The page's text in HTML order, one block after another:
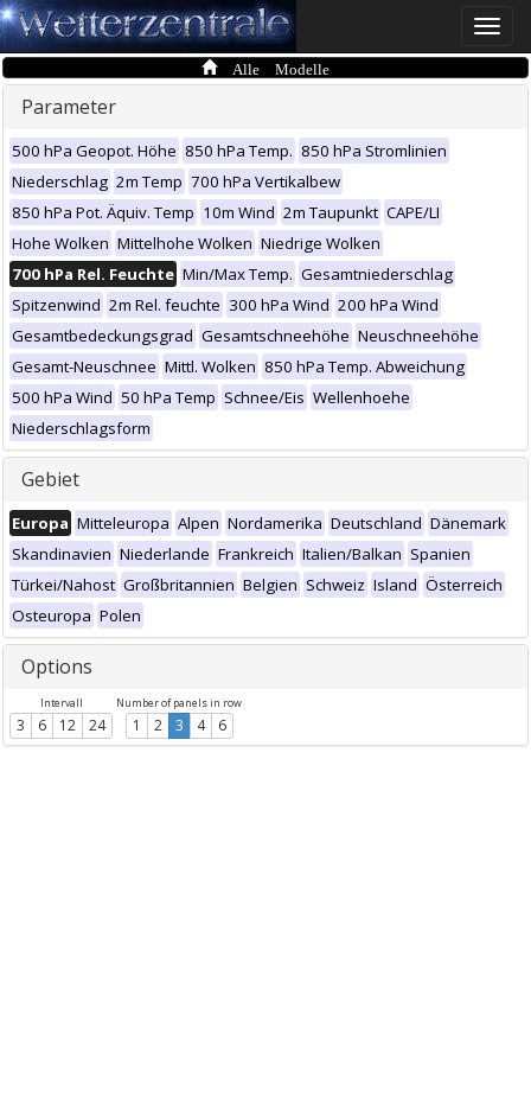
Toggle
Alle Modelle
Parameter
500 hPa Geopot. Höhe 850 hPa Temp. 850 hPa Stromlinien
Niederschlag 2m Temp 700 hPa Vertikalbew
850 hPa Pot. Äquiv. Temp 10m Wind 2m Taupunkt CAPE/LI
Hohe Wolken Mittelhohe Wolken Niedrige Wolken
700 hPa Rel. Feuchte Min/Max Temp. Gesamtniederschlag
Spitzenwind 2m Rel. feuchte 300 hPa Wind 200 hPa Wind
Gesamtbedeckungsgrad Gesamtschneehöhe Neuschneehöhe
Gesamt-Neuschnee Mittl. Wolken 850 hPa Temp. Abweichung
500 hPa Wind 50 hPa Temp Schnee/Eis Wellenhoehe
Niederschlagsform
Gebiet
Europa Mitteleuropa Alpen Nordamerika Deutschland Dänemark
Skandinavien Niederlande Frankreich Italien/Balkan Spanien
Türkei/Nahost Großbritannien Belgien Schweiz Island Österreich
Osteuropa Polen
Options
Intervall
3 6 12 24
Number of panels in row
1 2 3 4 6